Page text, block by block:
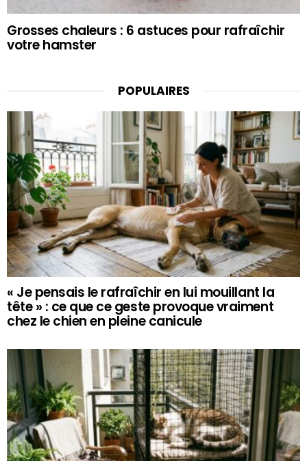
Grosses chaleurs : 6 astuces pour rafraîchir
votre hamster
POPULAIRES
« Je pensais le rafraîchir en lui mouillant la
tête » : ce que ce geste provoque vraiment
chez le chien en pleine canicule